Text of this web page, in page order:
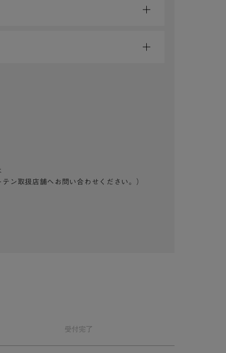
ン取扱店舗へお問い合わせください。）
受付完了